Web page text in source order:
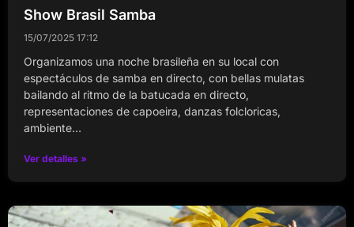
Show Brasil Samba
15/07/2025 17:12
Organizamos una noche brasileña en su local con
espectáculos de samba en directo, con bellas mulatas
bailando al ritmo de la batucada en directo,
representaciones de capoeira, danzas folcloricas,
ambiente…
Ver detalles »